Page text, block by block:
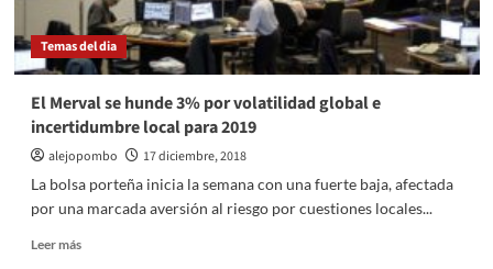
Temas del dia
El Merval se hunde 3% por volatilidad global e
incertidumbre local para 2019
alejopombo
17 diciembre, 2018
La bolsa porteña inicia la semana con una fuerte baja, afectada
por una marcada aversión al riesgo por cuestiones locales...
Leer másLeer